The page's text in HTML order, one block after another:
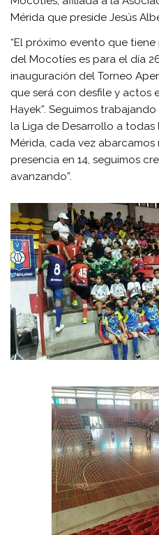
Mérida que preside Jesús
“El próximo evento que
del Mocotíes es para el día
inauguración del Torneo
que será con desfile y actos
Hayek”. Seguimos
la Liga de Desarrollo a
Mérida, cada vez abarcamos
presencia en 14, seguimos
avanzando”.